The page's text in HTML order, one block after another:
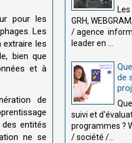
pour les
Les
extraire les
bien que
et à
de
entités
ne se
GRH,
/ agence
leader en ...
de
suivi et
programmes ?
/ société /...